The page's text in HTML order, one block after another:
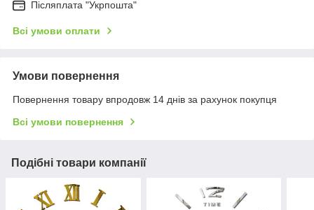
Післяплата "Укрпошта"
Всі умови оплати
Умови повернення
Повернення товару впродовж 14 днів за рахунок покупця
Всі умови повернення
Подібні товари компанії